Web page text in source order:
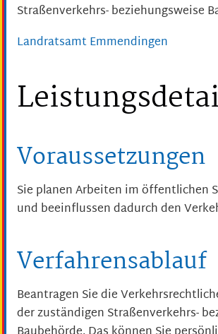
Straßenverkehrs- beziehungsweise
Landratsamt Emmendingen
Voraussetzungen
Sie planen Arbeiten im öffentlichen
und beeinflussen dadurch den
Verfahrensablauf
Beantragen Sie die
der zuständigen Straßenverkehrs-